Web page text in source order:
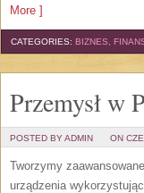
More ]
CATEGORIES: BIZNES,
Przemysł w
POSTED BY ADMIN ON
Tworzymy
urządzenia